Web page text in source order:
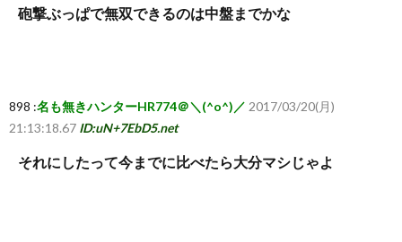
砲撃ぶっぱで無双できるのは中盤までかな
898 :名も無きハンターHR774＠＼(^o^)／ 2017/03/20(月)
21:13:18.67 ID:uN+7EbD5.net
それにしたって今までに比べたら大分マシじゃよ